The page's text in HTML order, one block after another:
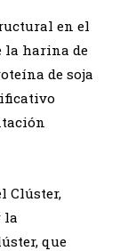
en el
la harina de
de soja
Clúster,
la
que